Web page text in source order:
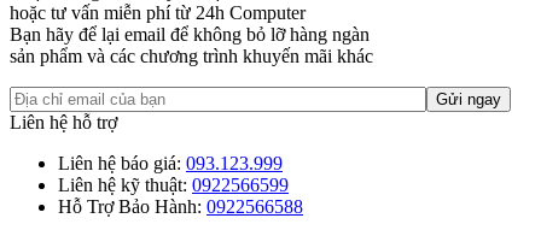
hoặc tư vấn miễn phí từ 24h Computer
Bạn hãy để lại email để không bỏ lỡ hàng ngàn
sản phẩm và các chương trình khuyến mãi khác
Liên hệ hỗ trợ
Liên hệ báo giá: 093.123.999
Liên hệ kỹ thuật: 0922566599
Hỗ Trợ Bảo Hành: 0922566588